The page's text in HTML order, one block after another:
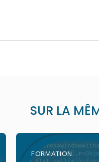
SUR LA
FORMATION